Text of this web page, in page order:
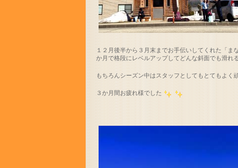
１２月後半から３月末までお手伝いしてくれた「
か月で格段にレベルアップしてどんな斜面でも滑れ
もちろんシーズン中はスタッフとしてもとてもよく
３か月間お疲れ様でした